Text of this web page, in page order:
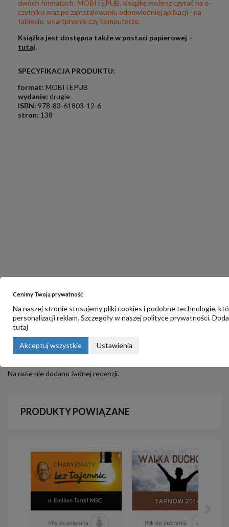
dwóch formatach: MOBI i EPUB. Książkę możesz czytać na e-
czytniku oraz po zainstalowaniu odpowiedniej aplikacji - na
tablecie, smartphonie czy komputerze.
Książka jest dostępna także w postaci papierowej –
tutaj.
SPECYFIKACJA PRODUKTU:
format: MOBI i EPUB
wydanie: drugie
ISBN: 978-83-61803-12-6
stron: 138
OPINIE
Na razie nie dodano żadnej recenzji.
PRODUKTY POWIĄZANE
Cenimy Twoją prywatność
Na naszej stronie stosujemy pliki cookies i podobne technologie,
personalizacji reklam. Szczegóły w naszejpolityce prywatności.
tutaj
Akceptuj wszystkie Ustawienia